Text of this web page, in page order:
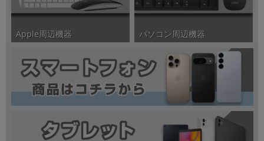
Apple周辺機器 パソコン周辺機器